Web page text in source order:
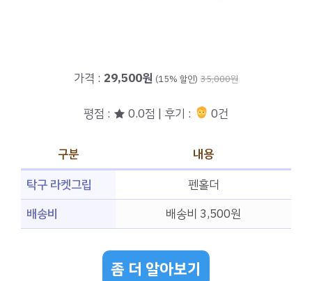
가격 : 29,500원 (15% 할인) 35,000원
평점 : ★ 0.0점 | 후기 : 0건
구분
내용
탁구 라켓그립
펜홀더
배송비
배송비 3,500원
좀 더 알아보기